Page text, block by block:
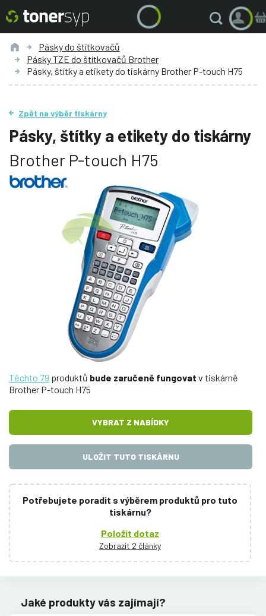
Pásky do štítkovačů
Pásky TZE do štítkovačů Brother
Pásky, štítky a etikety do tiskárny Brother P-touch H75
Zpět na výběr tiskárny
Pásky, štítky a etikety do tiskárny
Brother P-touch H75
Těchto 79 produktů bude zaručeně fungovat v tiskárně
Brother P-touch H75
VYBRAT Z NABÍDKY
ULOŽIT TUTO TISKÁRNU
Potřebujete poradit s výběrem produktů pro tuto
tiskárnu?
Položit dotaz
Zobrazit 2 články
Jaké produkty vás zajímají?